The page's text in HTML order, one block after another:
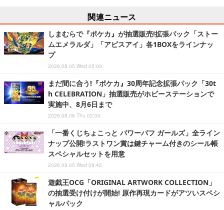
関連ニュース
しまむらで『ポケカ』が抽選販売!拡張パック「ストー
ムエメラルダ」「アビスアイ」各1BOXをラインナッ
プ
2026.08.05 Wed 05:00
まだ間に合う!『ポケカ』30周年記念拡張パック「30t
h CELEBRATION」抽選販売がホビーステーションで
実施中、8月6日まで
2026.08.06 Thu 03:00
「一番くじちょこっと パワーパフ ガールズ」全ライン
ナップ公開!ラストワン賞は鍵チャーム付きのシール帳
スペシャルセットを用意
2026.08.05 Wed 09:45
遊戯王OCG「ORIGINAL ARTWORK COLLECTION」
の抽選受け付けが開始! 原作再現カードがアツいスペシ
ャルパック